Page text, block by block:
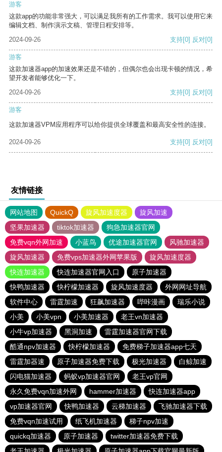
游客
这款app的功能非常强大，可以满足我所有的工作需求。我可以使用它来
编辑文档、制作演示文稿、管理日程安排等。
2024-09-26
支持[0] 反对[0]
游客
这款加速器app的加速效果还是不错的，但偶尔也会出现卡顿的情况，希
望开发者能够优化一下。
2024-09-26
支持[0] 反对[0]
游客
这款加速器VPM应用程序可以给你提供全球覆盖和最高安全性的连接。
2024-09-26 支持[0] 反对[0]
友情链接
网站地图 QuickQ 旋风加速度器
旋风加速
坚果加速器
tiktok加速器
狗急加速器官网
免费vqn外网加速
小蓝鸟 优途加速器官网
风驰加速器
旋风加速器
免费vps加速器外网苹果版
旋风加速度器
快连加速器
快连加速器官网入口
原子加速器
快鸭加速器
快柠檬加速器 旋风加速度器
外网网址导航
软件中心
雷霆加速 狂飙加速器 哔咔漫画
瑞乐小说
小美
小美vpn 小美加速器
老王vn加速器
小牛vp加速器
黑洞加速
雷霆加速器官网下载
酷通npv加速器
快柠檬加速器
免费梯子加速器app七天
雷霆加器速
原子加速器免费下载 极光加速器
白鲸加速
闪电猫加速器
蚂蚁vp加速器官网
老王vp官网
永久免费vqn加速外网
hammer加速器
快连加速器app
vp加速器官网
快鸭加速器 云梯加速器
飞驰加速器下载
免费vqn加速试用
纸飞机加速器
梯子npv加速
quickq加速器
原子加速器
twitter加速器免费下载